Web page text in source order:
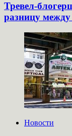
Тревел-
разницу
Новости